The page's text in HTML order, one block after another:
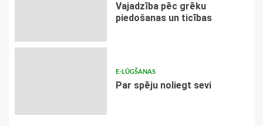
Vajadzība pēc grēku
piedošanas un ticības
E-LŪGŠANAS
Par spēju noliegt sevi